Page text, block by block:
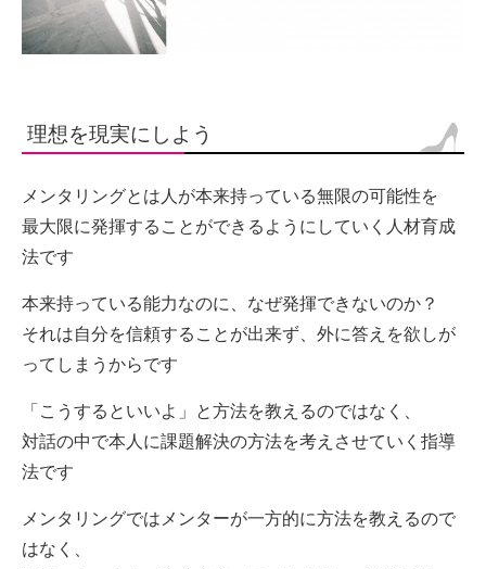
理想を現実にしよう
メンタリングとは人が本来持っている無限の可能性を
最大限に発揮することができるようにしていく人材育成
法です
本来持っている能力なのに、なぜ発揮できないのか？
それは自分を信頼することが出来ず、外に答えを欲しが
ってしまうからです
「こうするといいよ」と方法を教えるのではなく、
対話の中で本人に課題解決の方法を考えさせていく指導
法です
メンタリングではメンターが一方的に方法を教えるので
はなく、